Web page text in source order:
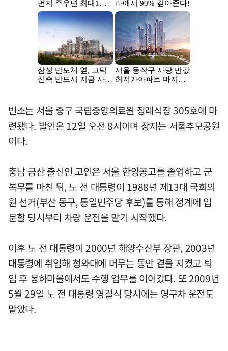
빈소는 서울 중구 국립중앙의료원 장례식장 305호에 마
련됐다. 발인은 12일 오전 8시이며 장지는 서울추모공원
이다.
충남 금산 출신인 고인은 서울 한양공고를 졸업하고 군
복무를 마친 뒤, 노 전 대통령이 1988년 제13대 국회의
원 선거(부산 동구, 통일민주당 후보)를 통해 정계에 입
문할 당시부터 차량 운전을 맡기 시작했다.
이후 노 전 대통령이 2000년 해양수산부 장관, 2003년
대통령에 취임해 청와대에 머무는 동안 곁을 지켰고 퇴
임 후 봉하마을에서도 수행 업무를 이어갔다. 또 2009년
5월 29일 노 전 대통령 영결식 당시에는 영구차 운전도
맡았다.